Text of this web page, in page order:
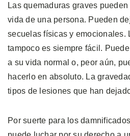
Las quemaduras graves
vida de una persona. Pueden
secuelas físicas y emocionales.
tampoco es siempre fácil.
a su vida normal o, peor aún,
hacerlo en absoluto. La
tipos de lesiones que han
Por suerte para los